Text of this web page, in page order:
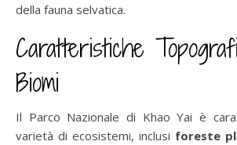
della fauna selvatica.
Caratteristiche
Biomi
Il Parco Nazionale di Khao Yai è
varietà di ecosistemi, inclusi foreste